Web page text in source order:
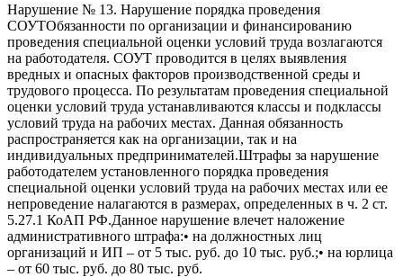
Нарушение № 13. Нарушение порядка проведения
СОУТОбязанности по организации и финансированию
проведения специальной оценки условий труда возлагаются
на работодателя. СОУТ проводится в целях выявления
вредных и опасных факторов производственной среды и
трудового процесса. По результатам проведения специальной
оценки условий труда устанавливаются классы и подклассы
условий труда на рабочих местах. Данная обязанность
распространяется как на организации, так и на
индивидуальных предпринимателей.Штрафы за нарушение
работодателем установленного порядка проведения
специальной оценки условий труда на рабочих местах или ее
непроведение налагаются в размерах, определенных в ч. 2 ст.
5.27.1 КоАП РФ.Данное нарушение влечет наложение
административного штрафа:• на должностных лиц
организаций и ИП – от 5 тыс. руб. до 10 тыс. руб.;• на юрлица
– от 60 тыс. руб. до 80 тыс. руб.